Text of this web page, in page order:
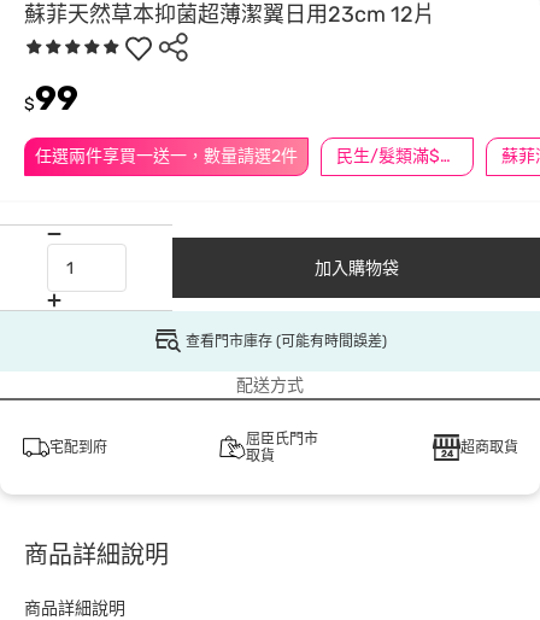
蘇菲天然草本抑菌超薄潔翼日用23cm 12片
任選兩件享買一送一，數量請選2件 民生/髮類滿$388送舒潔冰巾
$99
加入購物袋
查看門市庫存 (可能有時間誤差)
配送方式
宅配到府
屈臣氏門市
取貨
超商取貨
商品詳細說明
商品詳細說明